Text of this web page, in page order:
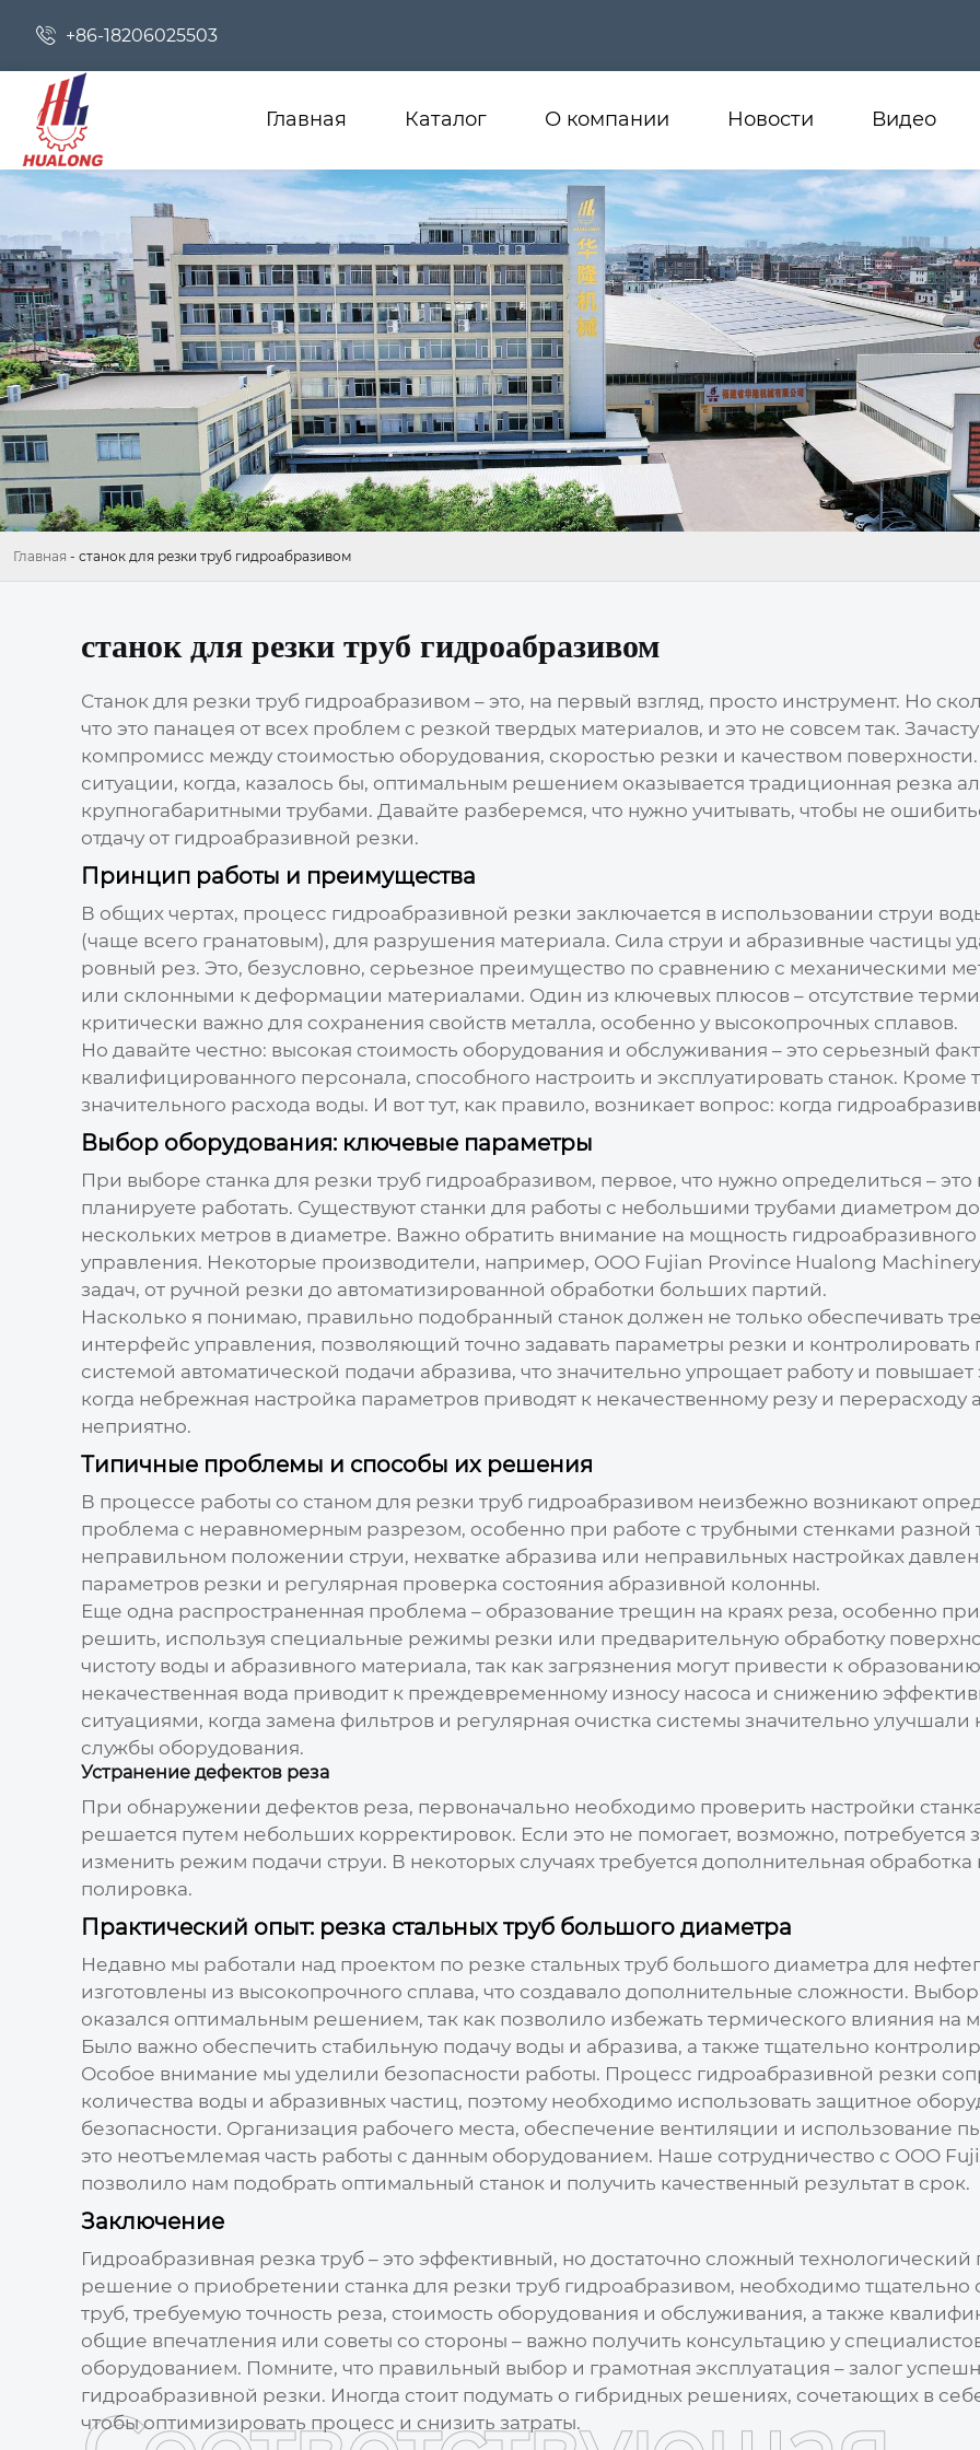
 +86-18206025503
Главная Каталог О компании Новости Видео
Главная - станок для резки труб гидроабразивом
станок для резки труб гидроабразивом
Станок для резки труб гидроабразивом – это, на первый взгляд, просто инструмент. Но
что это панацея от всех проблем с резкой твердых материалов, и это не совсем так.
компромисс между стоимостью оборудования, скоростью резки и качеством
ситуации, когда, казалось бы, оптимальным решением оказывается традиционная резка
крупногабаритными трубами. Давайте разберемся, что нужно учитывать, чтобы не
отдачу от гидроабразивной резки.
Принцип работы и преимущества
В общих чертах, процесс гидроабразивной резки заключается в использовании струи
(чаще всего гранатовым), для разрушения материала. Сила струи и абразивные частицы
ровный рез. Это, безусловно, серьезное преимущество по сравнению с механическими
или склонными к деформации материалами. Один из ключевых плюсов – отсутствие
критически важно для сохранения свойств металла, особенно у высокопрочных сплавов.
Но давайте честно: высокая стоимость оборудования и обслуживания – это серьезный
квалифицированного персонала, способного настроить и эксплуатировать станок.
значительного расхода воды. И вот тут, как правило, возникает вопрос: когда
Выбор оборудования: ключевые параметры
При выборе станка для резки труб гидроабразивом, первое, что нужно определиться –
планируете работать. Существуют станки для работы с небольшими трубами диаметром
нескольких метров в диаметре. Важно обратить внимание на мощность
управления. Некоторые производители, например, ООО Fujian Province Hualong
задач, от ручной резки до автоматизированной обработки больших партий.
Насколько я понимаю, правильно подобранный станок должен не только обеспечивать
интерфейс управления, позволяющий точно задавать параметры резки и
системой автоматической подачи абразива, что значительно упрощает работу и
когда небрежная настройка параметров приводят к некачественному резу и перерасходу
неприятно.
Типичные проблемы и способы их решения
В процессе работы со станом для резки труб гидроабразивом неизбежно возникают
проблема с неравномерным разрезом, особенно при работе с трубными стенками
неправильном положении струи, нехватке абразива или неправильных настройках
параметров резки и регулярная проверка состояния абразивной колонны.
Еще одна распространенная проблема – образование трещин на краях реза, особенно
решить, используя специальные режимы резки или предварительную обработку
чистоту воды и абразивного материала, так как загрязнения могут привести к
некачественная вода приводит к преждевременному износу насоса и снижению
ситуациями, когда замена фильтров и регулярная очистка системы значительно
службы оборудования.
Устранение дефектов реза
При обнаружении дефектов реза, первоначально необходимо проверить настройки
решается путем небольших корректировок. Если это не помогает, возможно,
изменить режим подачи струи. В некоторых случаях требуется дополнительная
полировка.
Практический опыт: резка стальных труб большого диаметра
Недавно мы работали над проектом по резке стальных труб большого диаметра для
изготовлены из высокопрочного сплава, что создавало дополнительные сложности.
оказался оптимальным решением, так как позволило избежать термического влияния на
Было важно обеспечить стабильную подачу воды и абразива, а также тщательно
Особое внимание мы уделили безопасности работы. Процесс гидроабразивной резки
количества воды и абразивных частиц, поэтому необходимо использовать защитное
безопасности. Организация рабочего места, обеспечение вентиляции и использование
это неотъемлемая часть работы с данным оборудованием. Наше сотрудничество с ООО
позволило нам подобрать оптимальный станок и получить качественный результат в срок.
Заключение
Гидроабразивная резка труб– это эффективный, но достаточно сложный
решение о приобретении станка для резки труб гидроабразивом, необходимо тщательно
труб, требуемую точность реза, стоимость оборудования и обслуживания, а также
общие впечатления или советы со стороны – важно получить консультацию у
оборудованием. Помните, что правильный выбор и грамотная эксплуатация – залог
гидроабразивной резки. Иногда стоит подумать о гибридных решениях, сочетающих в
чтобы оптимизировать процесс и снизить затраты.